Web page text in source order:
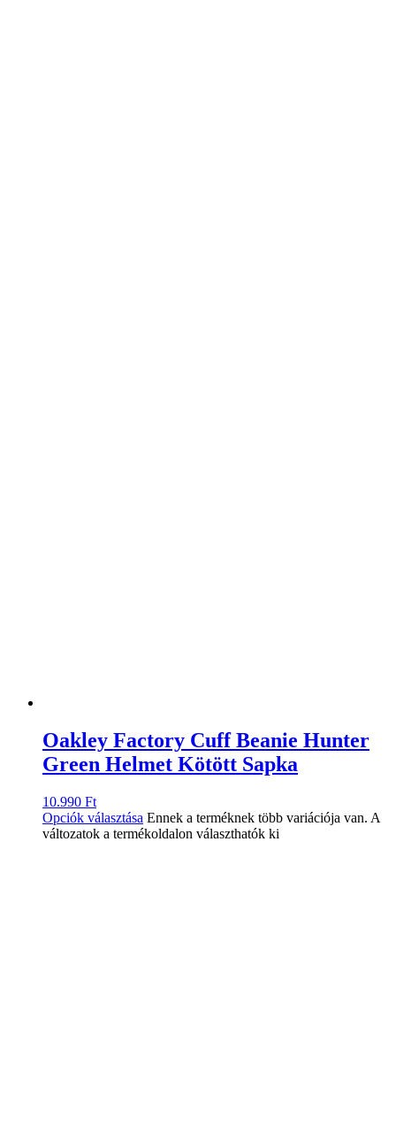
Oakley Factory Cuff Beanie Hunter
Green Helmet Kötött Sapka
10.990 Ft
Opciók választása Ennek a terméknek több variációja van. A
változatok a termékoldalon választhatók ki